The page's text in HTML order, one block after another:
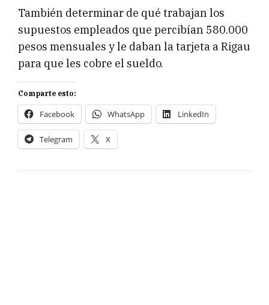
También determinar de qué trabajan los
supuestos empleados que percibían 580.000
pesos mensuales y le daban la tarjeta a Rigau
para que les cobre el sueldo.
Comparte esto:
Facebook WhatsApp LinkedIn
Telegram X